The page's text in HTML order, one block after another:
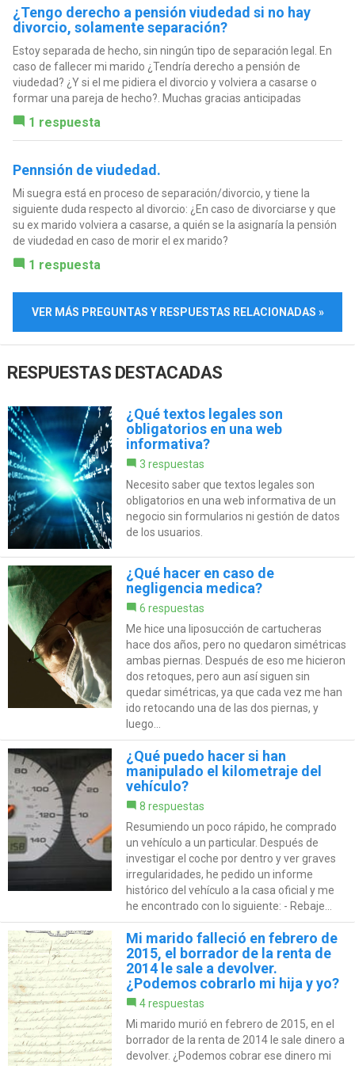
¿Tengo derecho a pensión viudedad si no hay
divorcio, solamente separación?
Estoy separada de hecho, sin ningún tipo de separación legal. En
caso de fallecer mi marido ¿Tendría derecho a pensión de
viudedad? ¿Y si el me pidiera el divorcio y volviera a casarse o
formar una pareja de hecho?. Muchas gracias anticipadas
1 respuesta
Pennsión de viudedad.
Mi suegra está en proceso de separación/divorcio, y tiene la
siguiente duda respecto al divorcio: ¿En caso de divorciarse y que
su ex marido volviera a casarse, a quién se la asignaría la pensión
de viudedad en caso de morir el ex marido?
1 respuesta
VER MÁS PREGUNTAS Y RESPUESTAS RELACIONADAS »
RESPUESTAS DESTACADAS
¿Qué textos legales son
obligatorios en una web
informativa?
3 respuestas
Necesito saber que textos legales son
obligatorios en una web informativa de un
negocio sin formularios ni gestión de datos
de los usuarios.
¿Qué hacer en caso de
negligencia medica?
6 respuestas
Me hice una liposucción de cartucheras
hace dos años, pero no quedaron simétricas
ambas piernas. Después de eso me hicieron
dos retoques, pero aun así siguen sin
quedar simétricas, ya que cada vez me han
ido retocando una de las dos piernas, y
luego...
¿Qué puedo hacer si han
manipulado el kilometraje del
vehículo?
8 respuestas
Resumiendo un poco rápido, he comprado
un vehículo a un particular. Después de
investigar el coche por dentro y ver graves
irregularidades, he pedido un informe
histórico del vehículo a la casa oficial y me
he encontrado con lo siguiente: - Rebaje...
Mi marido falleció en febrero de
2015, el borrador de la renta de
2014 le sale a devolver.
¿Podemos cobrarlo mi hija y yo?
4 respuestas
Mi marido murió en febrero de 2015, en el
borrador de la renta de 2014 le sale dinero a
devolver. ¿Podemos cobrar ese dinero mi